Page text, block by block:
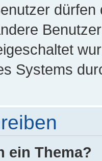
Systems
ein Thema?